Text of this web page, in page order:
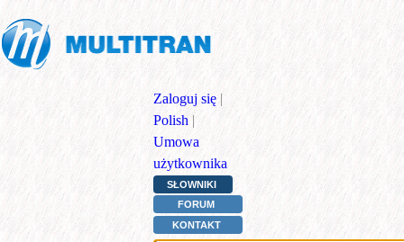
Zaloguj się |
Polish |
Umowa
użytkownika
SŁOWNIKI
FORUM
KONTAKT